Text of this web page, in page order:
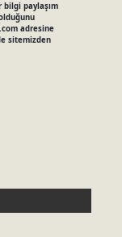
bilgi paylaşım
adresine
sitemizden